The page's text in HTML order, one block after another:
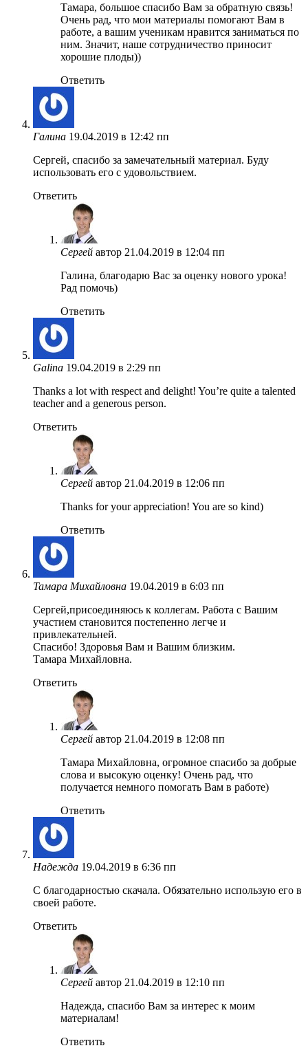
Тамара, большое спасибо Вам за обратную связь!
Очень рад, что мои материалы помогают Вам в
работе, а вашим ученикам нравится заниматься по
ним. Значит, наше сотрудничество приносит
хорошие плоды))
Ответить
Галина 19.04.2019 в 12:42 пп
Сергей, спасибо за замечательный материал. Буду
использовать его с удовольствием.
Ответить
Сергей автор 21.04.2019 в 12:04 пп
Галина, благодарю Вас за оценку нового урока!
Рад помочь)
Ответить
Galina 19.04.2019 в 2:29 пп
Thanks a lot with respect and delight! You’re quite a talented
teacher and a generous person.
Ответить
Сергей автор 21.04.2019 в 12:06 пп
Thanks for your appreciation! You are so kind)
Ответить
Тамара Михайловна 19.04.2019 в 6:03 пп
Сергей,присоединяюсь к коллегам. Работа с Вашим
участием становится постепенно легче и
привлекательней.
Спасибо! Здоровья Вам и Вашим близким.
Тамара Михайловна.
Ответить
Сергей автор 21.04.2019 в 12:08 пп
Тамара Михайловна, огромное спасибо за добрые
слова и высокую оценку! Очень рад, что
получается немного помогать Вам в работе)
Ответить
Надежда 19.04.2019 в 6:36 пп
С благодарностью скачала. Обязательно использую его в
своей работе.
Ответить
Сергей автор 21.04.2019 в 12:10 пп
Надежда, спасибо Вам за интерес к моим
материалам!
Ответить